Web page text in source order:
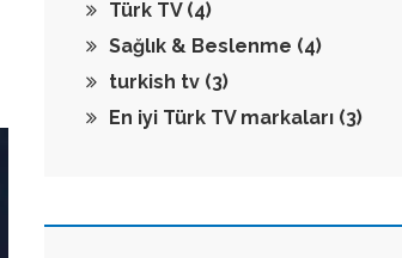
Türk TV (4)
Sağlık & Beslenme (4)
turkish tv (3)
En iyi Türk TV markaları (3)